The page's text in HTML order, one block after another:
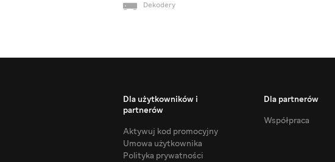
Dekodery
Dla użytkowników i
partnerów
Aktywuj kod promocyjny
Umowa użytkownika
Polityka prywatności
Dla partnerów
Współpraca